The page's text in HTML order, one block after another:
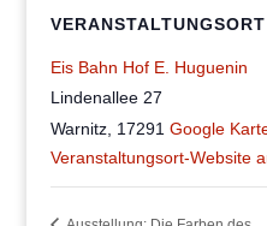
VERANSTALTUNGSORT
Eis Bahn Hof E. Huguenin
Lindenallee 27
Warnitz 17291 Google
Veranstaltungsort-Website